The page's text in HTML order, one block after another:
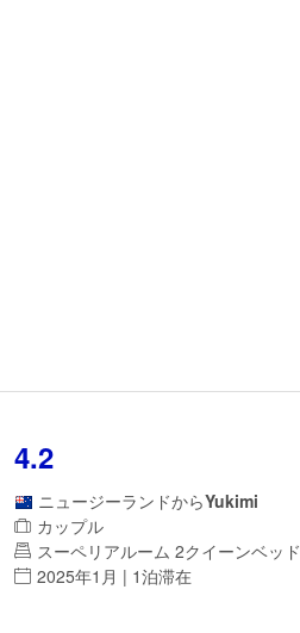
4.2
ニュージーランドからYukimi
カップル
スーペリアルーム 2クイーンベッド
2025年1月 | 1泊滞在